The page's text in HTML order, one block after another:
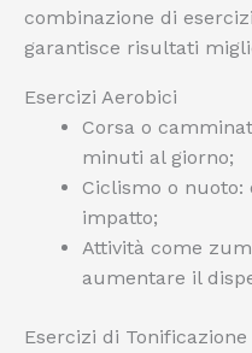
combinazione di
garantisce risultati
Esercizi Aerobici
Corsa o
minuti al giorno;
Ciclismo o nuoto:
impatto;
Attività come
aumentare il
Esercizi di Tonificazione